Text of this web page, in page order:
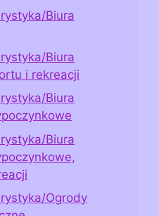
Biura
Biura
i rekreacji
Biura
Biura
Ogrody